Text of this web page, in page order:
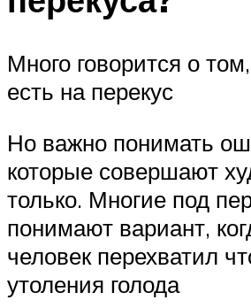
Много говорится о
есть на перекус
Но важно понимать
которые совершают
только. Многие под
понимают вариант,
человек перехватил
утоления голода